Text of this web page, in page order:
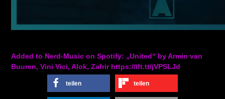
Added to Nerd-Music on Spotify: „United“ by Armin van
Buuren, Vini Vici, Alok, Zafrir https://ift.tt/jVPSLJd
teilen teilen